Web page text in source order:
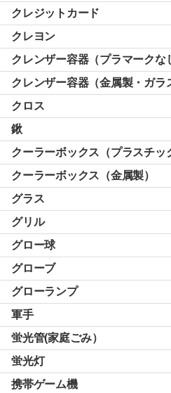
クレジットカード
クレヨン
クレンザー容器（プラマークな
クレンザー容器（金属製・ガラ
クロス
鍬
クーラーボックス（プラスチッ
クーラーボックス（金属製）
グラス
グリル
グロー球
グローブ
グローランプ
軍手
蛍光管(家庭ごみ）
蛍光灯
携帯ゲーム機